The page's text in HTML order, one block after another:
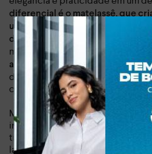
diferencial é o matelassê, que
um visual charmoso,
detalhes metalizados que
modernidade. Com um
amplo
apenas 0,259 kg, ela é a
dia, permitindo que você
com total conforto e estilo.
Mais do que um simples
investimento em versatilidade.
transitar do trabalho para o
lazer para um evento especial,